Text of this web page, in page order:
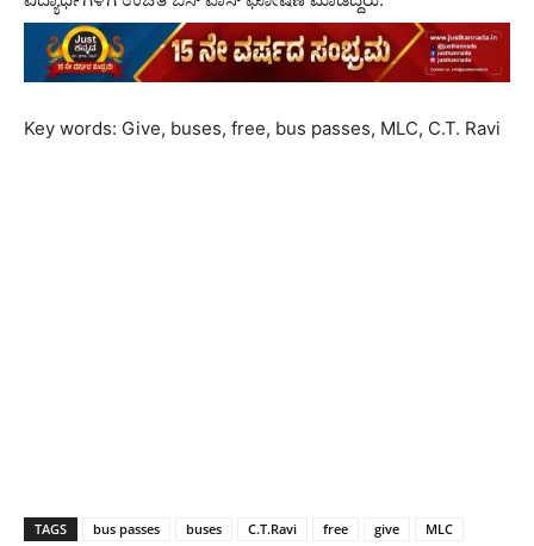
Key words: Give, buses, free, bus passes, MLC, C.T. Ravi
TAGS bus passes buses C.T.Ravi free give MLC